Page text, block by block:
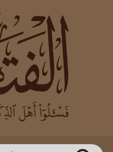
العالم
بن باز
بن
اللجنة الدائمة